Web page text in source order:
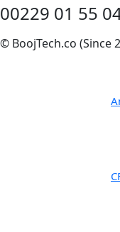
00229 01 55
© BoojTech.co (Since